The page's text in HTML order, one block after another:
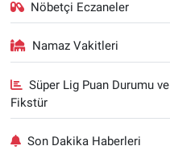
Nöbetçi Eczaneler
Namaz Vakitleri
Süper Lig Puan Durumu ve
Fikstür
Son Dakika Haberleri